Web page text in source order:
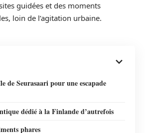
guidées et des moments
loin de l’agitation urbaine.
de Seurasaari pour une escapade
dédié à la Finlande d’autrefois
phares